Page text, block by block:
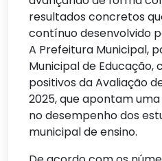
resultados concretos
contínuo desenvolvido
A Prefeitura Municipal,
Municipal de Educação,
positivos da Avaliação
2025, que apontam
no desempenho dos
municipal de ensino.